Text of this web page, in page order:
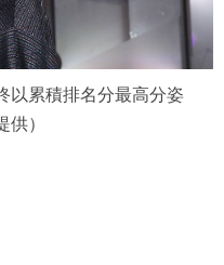
以累積排名分最高分姿
）